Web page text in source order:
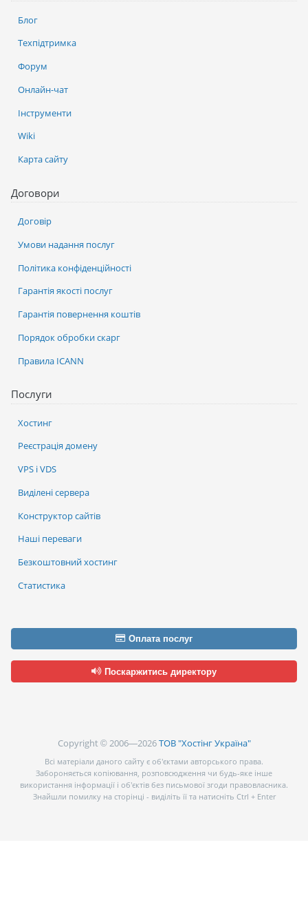
Послуги
Хостинг
Реєстрація домену
VPS і VDS
Виділені сервера
Конструктор сайтів
Наші переваги
Безкоштовний хостинг
Статистика
Блог
Техпідтримка
Форум
Онлайн-чат
Інструменти
Wiki
Карта сайту
Договори
Договір
Умови надання послуг
Політика конфіденційності
Гарантія якості послуг
Гарантія повернення коштів
Порядок обробки скарг
Правила ICANN
Оплата послуг
Поскаржитись директору
Copyright © 2006—2026ТОВ "Хостінг Україна"
Всі матеріали даного сайту є об’єктами авторського права.
Забороняється копіювання, розповсюдження чи будь-яке інше
використання інформації і об’єктів без письмової згоди правовласника.
Знайшли помилку на сторінці - виділіть її та натисніть Ctrl + Enter